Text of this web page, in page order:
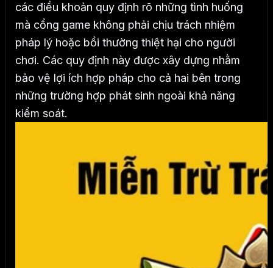
các điều khoản quy định rõ những tình huống
mà cổng game không phải chịu trách nhiệm
pháp lý hoặc bồi thường thiệt hại cho người
chơi. Các quy định này được xây dựng nhằm
bảo vệ lợi ích hợp pháp cho cả hai bên trong
những trường hợp phát sinh ngoài khả năng
kiểm soát.